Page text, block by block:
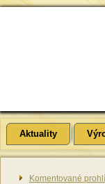
Aktuality
Komentované